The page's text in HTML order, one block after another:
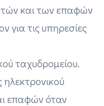
και των επαφών
για τις υπηρεσίες
ταχυδρομείου.
ηλεκτρονικού
επαφών όταν